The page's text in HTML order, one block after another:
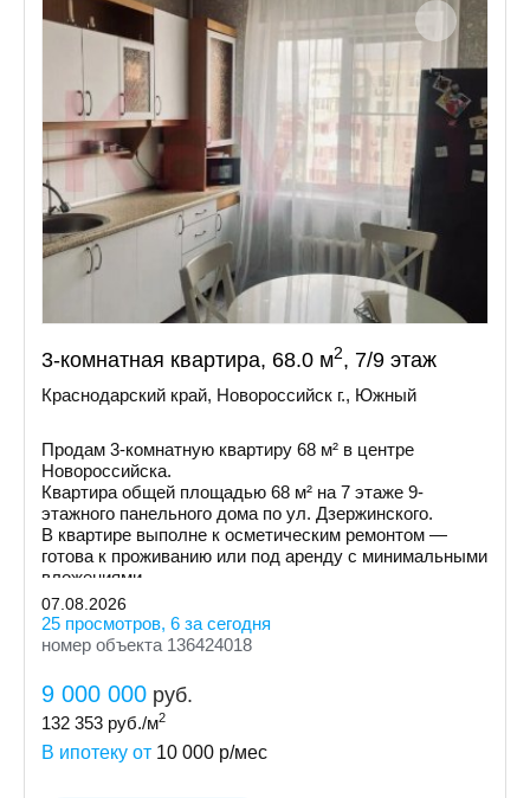
3-комнатная квартира, 68.0 м2, 7/9 этаж
Краснодарский край, Новороссийск г., Южный
Продам 3-комнатную квартиру 68 м² в центре
Новороссийска.
Квартира общей площадью 68 м² на 7 этаже 9-
этажного панельного дома по ул. Дзержинского.
В квартире выполне к осметическим ремонтом —
готова к проживанию или под аренду с минимальными
вложениями.
07.08.2026
25 просмотров, 6 за сегодня
номер объекта 136424018
9 000 000 руб.
132 353 руб./м2
В ипотеку от 10 000 р/мес